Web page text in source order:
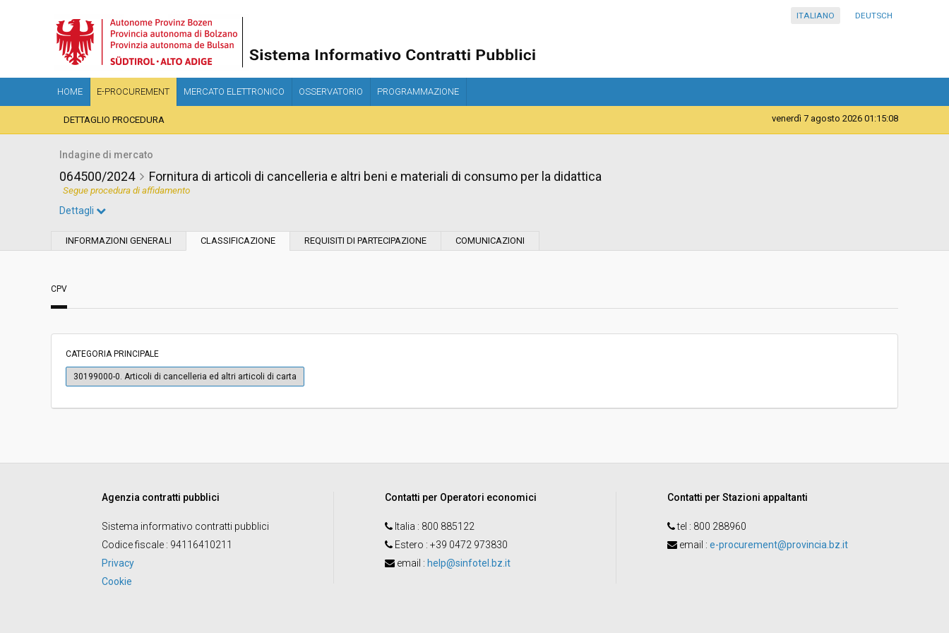
ITALIANO DEUTSCH
HOME E-PROCUREMENT MERCATO ELETTRONICO OSSERVATORIO PROGRAMMAZIONE
DETTAGLIO PROCEDURA venerdì 7 agosto 2026 01:15:08
Indagine di mercato
064500/2024 Fornitura di articoli di cancelleria e altri beni e materiali di consumo per la didattica
Segue procedura di affidamento
invito":
Importo a base di gara soggetto a
- Pubblicata da: -
Costi di sicurezza non soggetti a
ribasso:
-
Link al fascicolo trasparenza: Clicca qui
Dettagli
INFORMAZIONI GENERALI CLASSIFICAZIONE REQUISITI DI PARTECIPAZIONE COMUNICAZIONI
CPV
CATEGORIA PRINCIPALE
30199000-0. Articoli di cancelleria ed altri articoli di carta
Agenzia contratti pubblici
Sistema informativo contratti pubblici
Codice fiscale : 94116410211
Privacy
Cookie
Contatti per Operatori economici
Italia : 800 885122
Estero : +39 0472 973830
email : help@sinfotel.bz.it
Contatti per Stazioni appaltanti
tel : 800 288960
email : e-procurement@provincia.bz.it